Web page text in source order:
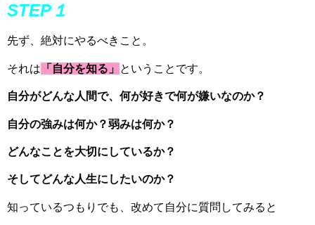
STEP１
先ず、絶対にやるべきこと。
それは 「自分を知る」 ということです。
自分がどんな人間で、何が好きで何が嫌いなのか？
自分の強みは何か？弱みは何か？
どんなことを大切にしているか？
そしてどんな人生にしたいのか？
知っているつもりでも、改めて自分に質問してみると